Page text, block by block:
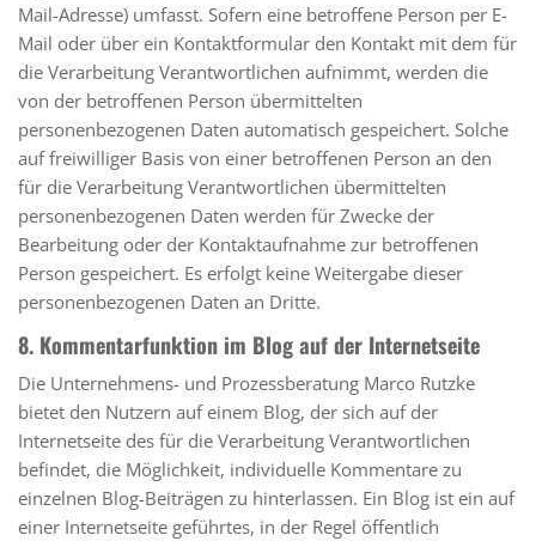
Mail-Adresse) umfasst. Sofern eine betroffene Person per E-
Mail oder über ein Kontaktformular den Kontakt mit dem für
die Verarbeitung Verantwortlichen aufnimmt, werden die
von der betroffenen Person übermittelten
personenbezogenen Daten automatisch gespeichert. Solche
auf freiwilliger Basis von einer betroffenen Person an den
für die Verarbeitung Verantwortlichen übermittelten
personenbezogenen Daten werden für Zwecke der
Bearbeitung oder der Kontaktaufnahme zur betroffenen
Person gespeichert. Es erfolgt keine Weitergabe dieser
personenbezogenen Daten an Dritte.
8. Kommentarfunktion im Blog auf der Internetseite
Die Unternehmens- und Prozessberatung Marco Rutzke
bietet den Nutzern auf einem Blog, der sich auf der
Internetseite des für die Verarbeitung Verantwortlichen
befindet, die Möglichkeit, individuelle Kommentare zu
einzelnen Blog-Beiträgen zu hinterlassen. Ein Blog ist ein auf
einer Internetseite geführtes, in der Regel öffentlich